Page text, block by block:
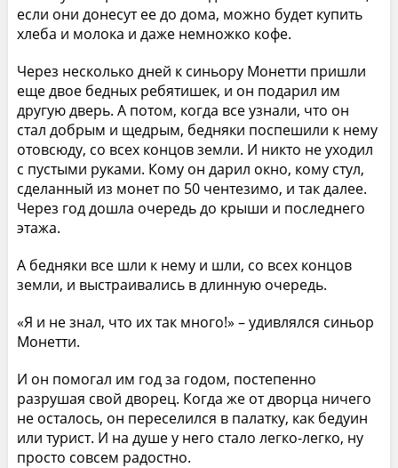
если они донесут ее до дома, можно будет купить
хлеба и молока и даже немножко кофе.
Через несколько дней к синьору Монетти пришли
еще двое бедных ребятишек, и он подарил им
другую дверь. А потом, когда все узнали, что он
стал добрым и щедрым, бедняки поспешили к нему
отовсюду, со всех концов земли. И никто не уходил
с пустыми руками. Кому он дарил окно, кому стул,
сделанный из монет по 50 чентезимо, и так далее.
Через год дошла очередь до крыши и последнего
этажа.
А бедняки все шли к нему и шли, со всех концов
земли, и выстраивались в длинную очередь.
«Я и не знал, что их так много!» – удивлялся синьор
Монетти.
И он помогал им год за годом, постепенно
разрушая свой дворец. Когда же от дворца ничего
не осталось, он переселился в палатку, как бедуин
или турист. И на душе у него стало легко-легко, ну
просто совсем радостно.